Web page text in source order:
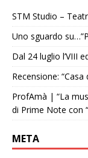
STM Studio –
Uno sguardo
Dal 24 luglio l’VIII
Recensione: “Casa
ProfAmà | “La
di Prime Note con
META